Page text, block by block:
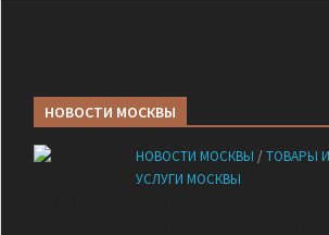
НОВОСТИ МОСКВЫ
НОВОСТИ МОСКВЫ /ТОВАРЫ И
УСЛУГИ МОСКВЫ